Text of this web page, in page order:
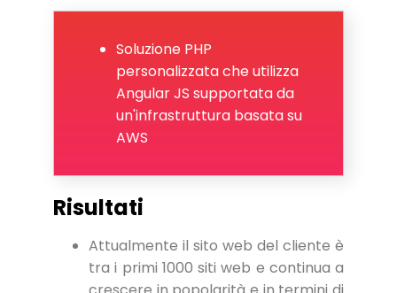
Soluzione PHP
personalizzata che utilizza
Angular JS supportata da
un'infrastruttura basata su
AWS
Risultati
Attualmente il sito web del cliente è
tra i primi 1000 siti web e continua a